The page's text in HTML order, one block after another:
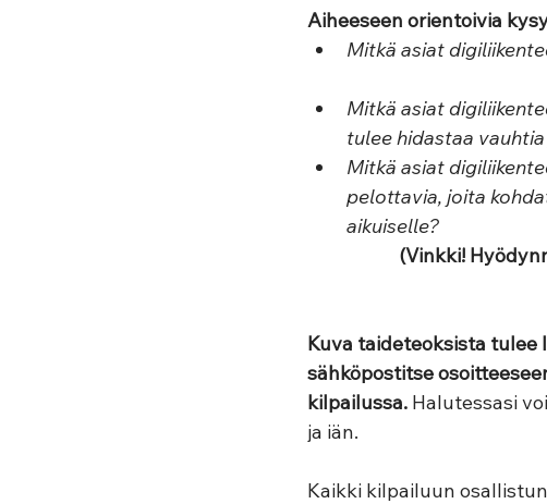
Aiheeseen orientoivia
Mitkä asiat
Mitkä asiat
tulee hidastaa
Mitkä asiat
pelottavia, joita
aikuiselle?
(Vinkki!
Kuva taideteoksista tulee
sähköpostitse
kilpailussa. Halutessasi
ja iän.
Kaikki kilpailuun